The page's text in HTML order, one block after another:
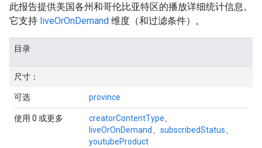
此报告提供美国各州和哥伦比亚特区的播放详细统计信息。
它支持 liveOrOnDemand 维度（和过滤条件）。
目录
尺寸：
可选 province
使用 0 或更多 creatorContentType
liveOrOnDemand
subscribedStatus
youtubeProduct